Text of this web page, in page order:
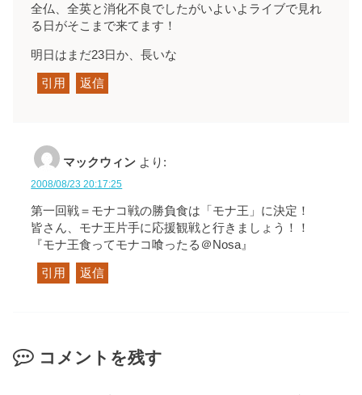
全仏、全英と消化不良でしたがいよいよライブで見れ
る日がそこまで来てます！
明日はまだ23日か、長いな
引用 返信
マックウィン より:
2008/08/23 20:17:25
第一回戦＝モナコ戦の勝負食は「モナ王」に決定！
皆さん、モナ王片手に応援観戦と行きましょう！！
『モナ王食ってモナコ喰ったる＠Nosa』
引用 返信
コメントを残す